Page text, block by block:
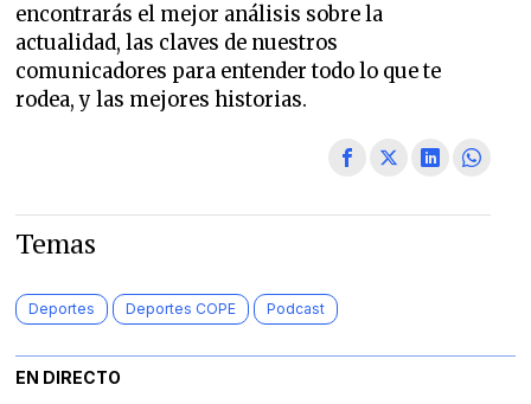
encontrarás el mejor análisis sobre la
actualidad, las claves de nuestros
comunicadores para entender todo lo que te
rodea, y las mejores historias.
Temas
Deportes Deportes COPE Podcast
EN DIRECTO